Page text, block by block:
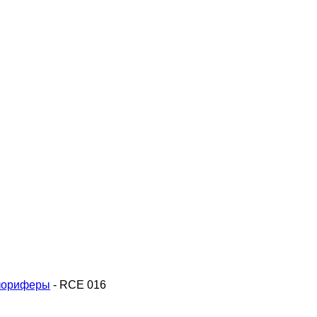
- RCE 016